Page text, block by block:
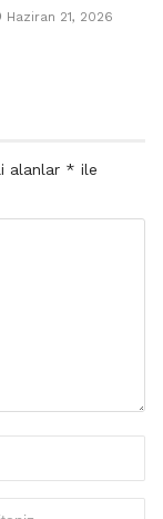
Haziran 21, 2026
alanlar * ile